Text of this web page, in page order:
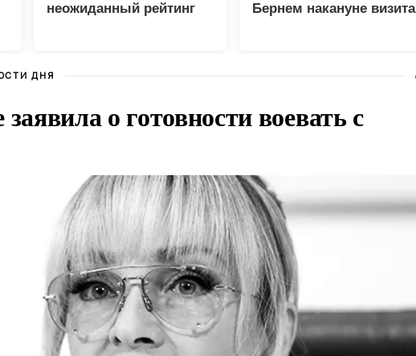
неожиданный рейтинг
Бернем накануне визита
ДНЯ
о готовности воевать с